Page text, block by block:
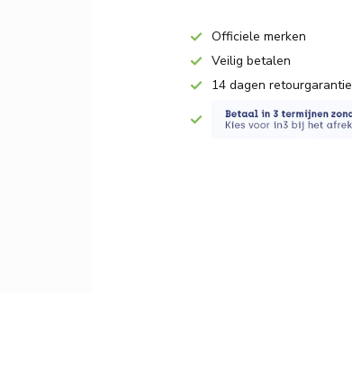
Officiele merken
Veilig betalen
14 dagen retourgarantie